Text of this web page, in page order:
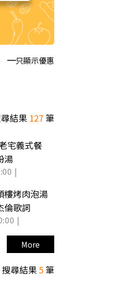
只顯示優惠
結果 127筆
宅義式餐
湯
|
樓烤肉泡湯
倫歌詞
|
More
搜尋結果5筆